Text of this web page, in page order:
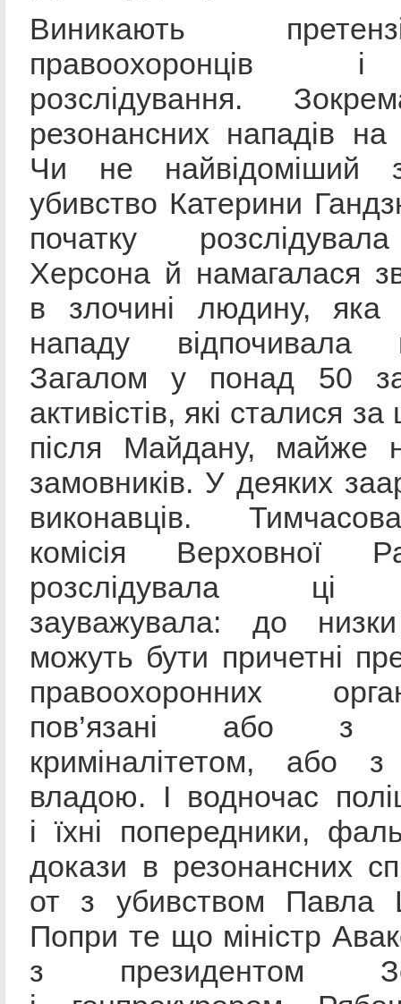
Виникають
правоохоронців
розслідування.
резонансних нападів на
Чи не
убивство Катерини
початку
Херсона й намагалася
в злочині людину,
нападу
Загалом у понад 50
активістів, які сталися за
після Майдану, майже
замовників. У деяких
виконавців.
комісія Верховної
розслідувала ці
зауважувала: до
можуть бути причетні
правоохоронних
пов’язані або з
криміналітетом, або
владою. І водночас
і їхні попередники,
докази в резонансних
от з убивством Павла
Попри те що міністр
з президентом